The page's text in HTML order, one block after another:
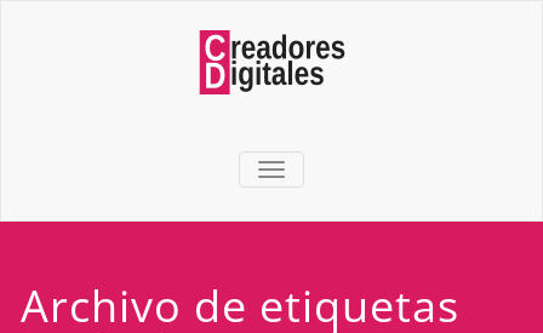
TOGGLE NAVIGATION
Archivo de etiquetas